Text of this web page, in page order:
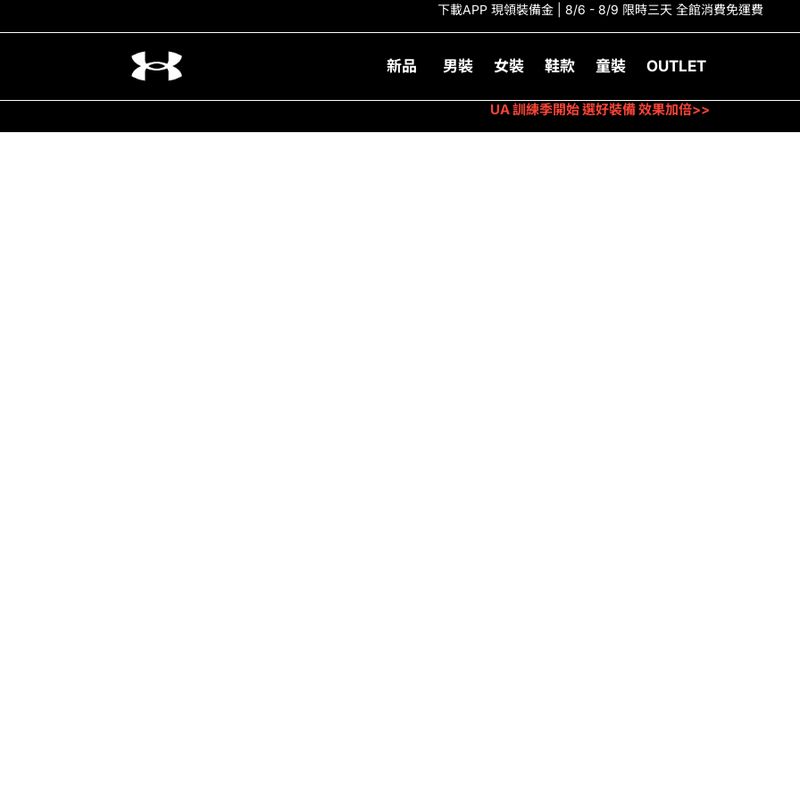
下載APP 現領裝備金 | 8/6 - 8/9 限時三天 全館消費免運費
新品 男裝 女裝 鞋款 童裝 OUTLET
UA 訓練季開始 選好裝備 效果加倍>>